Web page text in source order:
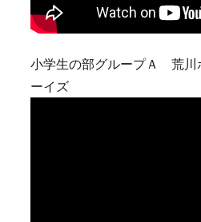
小学生の部グループＡ 荒川
ーイズ